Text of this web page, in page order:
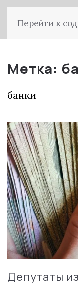
Перейти к
Метка:
банки
Депутаты